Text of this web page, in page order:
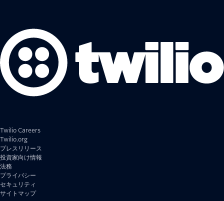
Twilio Careers
Twilio.org
プレスリリース
投資家向け情報
法務
プライバシー
セキュリティ
サイトマップ